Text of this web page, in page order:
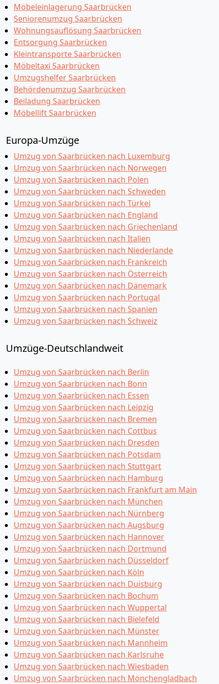
Möbeleinlagerung Saarbrücken
Seniorenumzug Saarbrücken
Wohnungsauflösung Saarbrücken
Entsorgung Saarbrücken
Kleintransporte Saarbrücken
Möbeltaxi Saarbrücken
Umzugshelfer Saarbrücken
Behördenumzug Saarbrücken
Beiladung Saarbrücken
Möbellift Saarbrücken
Europa-Umzüge
Umzug von Saarbrücken nach Luxemburg
Umzug von Saarbrücken nach Norwegen
Umzug von Saarbrücken nach Polen
Umzug von Saarbrücken nach Schweden
Umzug von Saarbrücken nach Türkei
Umzug von Saarbrücken nach England
Umzug von Saarbrücken nach Griechenland
Umzug von Saarbrücken nach Italien
Umzug von Saarbrücken nach Niederlande
Umzug von Saarbrücken nach Frankreich
Umzug von Saarbrücken nach Österreich
Umzug von Saarbrücken nach Dänemark
Umzug von Saarbrücken nach Portugal
Umzug von Saarbrücken nach Spanien
Umzug von Saarbrücken nach Schweiz
Umzüge-Deutschlandweit
Umzug von Saarbrücken nach Berlin
Umzug von Saarbrücken nach Bonn
Umzug von Saarbrücken nach Essen
Umzug von Saarbrücken nach Leipzig
Umzug von Saarbrücken nach Bremen
Umzug von Saarbrücken nach Cottbus
Umzug von Saarbrücken nach Dresden
Umzug von Saarbrücken nach Potsdam
Umzug von Saarbrücken nach Stuttgart
Umzug von Saarbrücken nach Hamburg
Umzug von Saarbrücken nach Frankfurt am Main
Umzug von Saarbrücken nach München
Umzug von Saarbrücken nach Nürnberg
Umzug von Saarbrücken nach Augsburg
Umzug von Saarbrücken nach Hannover
Umzug von Saarbrücken nach Dortmund
Umzug von Saarbrücken nach Düsseldorf
Umzug von Saarbrücken nach Köln
Umzug von Saarbrücken nach Duisburg
Umzug von Saarbrücken nach Bochum
Umzug von Saarbrücken nach Wuppertal
Umzug von Saarbrücken nach Bielefeld
Umzug von Saarbrücken nach Münster
Umzug von Saarbrücken nach Mannheim
Umzug von Saarbrücken nach Karlsruhe
Umzug von Saarbrücken nach Wiesbaden
Umzug von Saarbrücken nach Mönchen­gladbach